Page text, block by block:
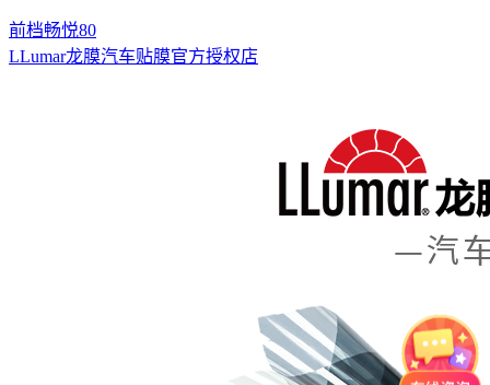
前档畅悦80
LLumar龙膜汽车贴膜官方授权店